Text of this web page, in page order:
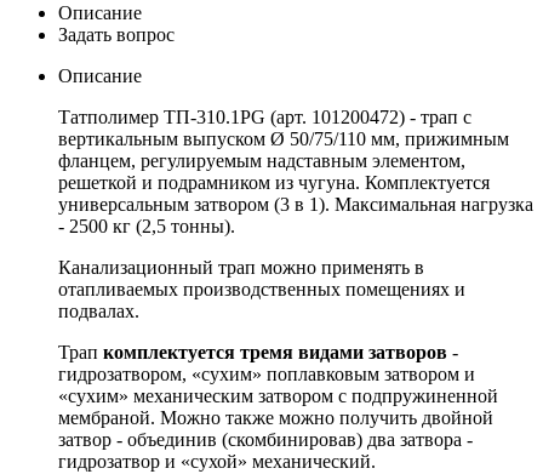
Описание
Задать вопрос
Описание
Татполимер ТП-310.1PG (арт. 101200472) - трап с
вертикальным выпуском Ø 50/75/110 мм, прижимным
фланцем, регулируемым надставным элементом,
решеткой и подрамником из чугуна. Комплектуется
универсальным затвором (3 в 1). Максимальная нагрузка
- 2500 кг (2,5 тонны).
Канализационный трап можно применять в
отапливаемых производственных помещениях и
подвалах.
Трап комплектуется тремя видами затворов -
гидрозатвором, «сухим» поплавковым затвором и
«сухим» механическим затвором с подпружиненной
мембраной. Можно также можно получить двойной
затвор - объединив (скомбинировав) два затвора -
гидрозатвор и «сухой» механический.